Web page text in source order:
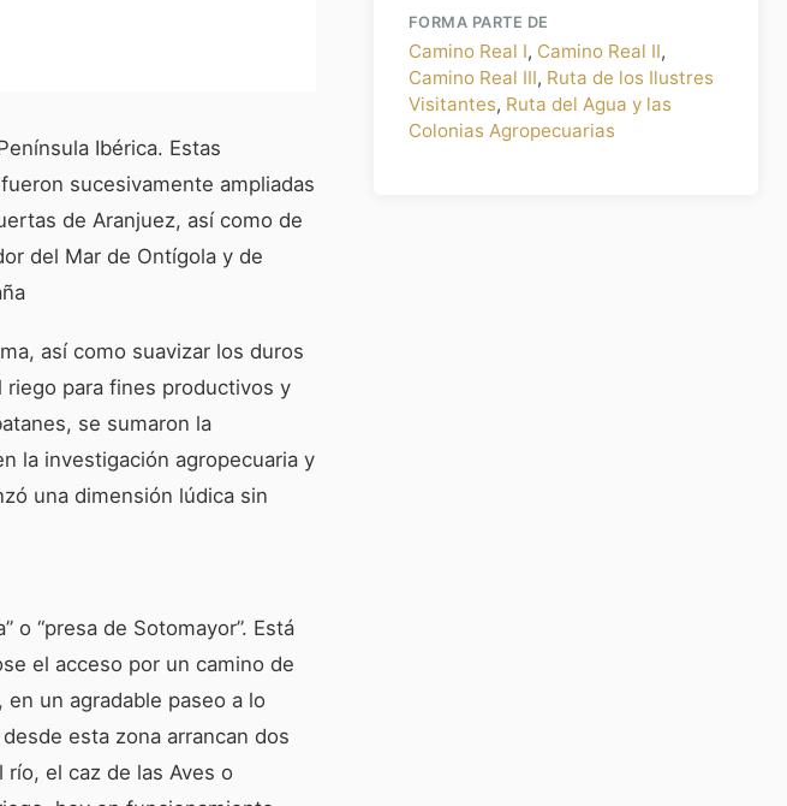
Ibérica. Estas
sucesivamente ampliadas
de Aranjuez, así como de
del Mar de Ontígola y de
así como suavizar los duros
para fines productivos y
se sumaron la
la investigación agropecuaria y
una dimensión lúdica sin
o “presa de Sotomayor”. Está
el acceso por un camino de
un agradable paseo a lo
esta zona arrancan dos
el caz de las Aves o
FORMA PARTE DE
Camino Real I, Camino Real II,
Camino Real III, Ruta de los Ilustres
Visitantes, Ruta del Agua y las
Colonias Agropecuarias